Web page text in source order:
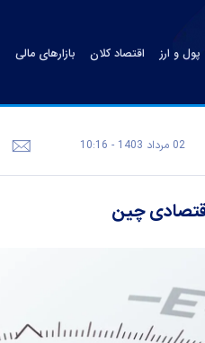
پول و ارز اقتصاد کلان بازارهای مالی
02 مرداد 1403 - 10:16
چین